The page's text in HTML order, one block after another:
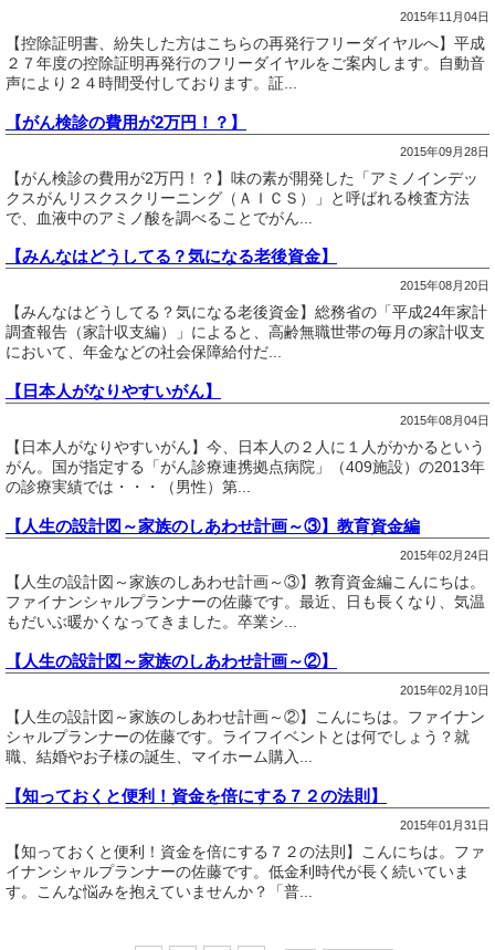
2015年11月04日
【控除証明書、紛失した方はこちらの再発行フリーダイヤルへ】平成
２７年度の控除証明再発行のフリーダイヤルをご案内します。自動音
声により２４時間受付しております。証...
【がん検診の費用が2万円！？】
2015年09月28日
【がん検診の費用が2万円！？】味の素が開発した「アミノインデッ
クスがんリスクスクリーニング（ＡＩＣＳ）」と呼ばれる検査方法
で、血液中のアミノ酸を調べることでがん...
【みんなはどうしてる？気になる老後資金】
2015年08月20日
【みんなはどうしてる？気になる老後資金】総務省の「平成24年家計
調査報告（家計収支編）」によると、高齢無職世帯の毎月の家計収支
において、年金などの社会保障給付だ...
【日本人がなりやすいがん】
2015年08月04日
【日本人がなりやすいがん】今、日本人の２人に１人がかかるという
がん。国が指定する「がん診療連携拠点病院」（409施設）の2013年
の診療実績では・・・（男性）第...
【人生の設計図～家族のしあわせ計画～③】教育資金編
2015年02月24日
【人生の設計図～家族のしあわせ計画～③】教育資金編こんにちは。
ファイナンシャルプランナーの佐藤です。最近、日も長くなり、気温
もだいぶ暖かくなってきました。卒業シ...
【人生の設計図～家族のしあわせ計画～②】
2015年02月10日
【人生の設計図～家族のしあわせ計画～②】こんにちは。ファイナン
シャルプランナーの佐藤です。ライフイベントとは何でしょう？就
職、結婚やお子様の誕生、マイホーム購入...
【知っておくと便利！資金を倍にする７２の法則】
2015年01月31日
【知っておくと便利！資金を倍にする７２の法則】こんにちは。ファ
イナンシャルプランナーの佐藤です。低金利時代が長く続いていま
す。こんな悩みを抱えていませんか？「普...